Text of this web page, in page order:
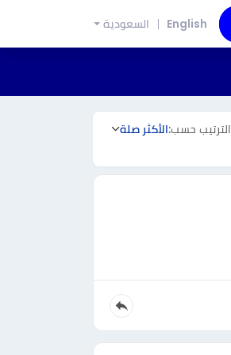
English السعودية
الترتيب حسب:الأكثر صلة